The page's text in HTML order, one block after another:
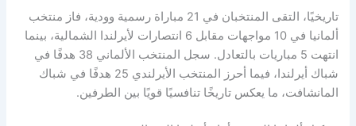
تاريخيًا، التقى المنتخبان في 21 مباراة رسمية وودية، فاز منتخب
ألمانيا في 10 مواجهات مقابل 6 انتصارات لأيرلندا الشمالية، بينما
انتهت 5 مباريات بالتعادل. سجل المنتخب الألماني 38 هدفًا في
شباك أيرلندا، فيما أحرز المنتخب الأيرلندي 25 هدفًا في شباك
المانشافت، ما يعكس تاريخًا تنافسيًا قويًا بين الطرفين.